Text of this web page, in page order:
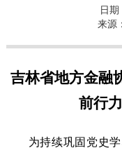
日期
来源：
吉林省地方金融
前行
为持续巩固党史